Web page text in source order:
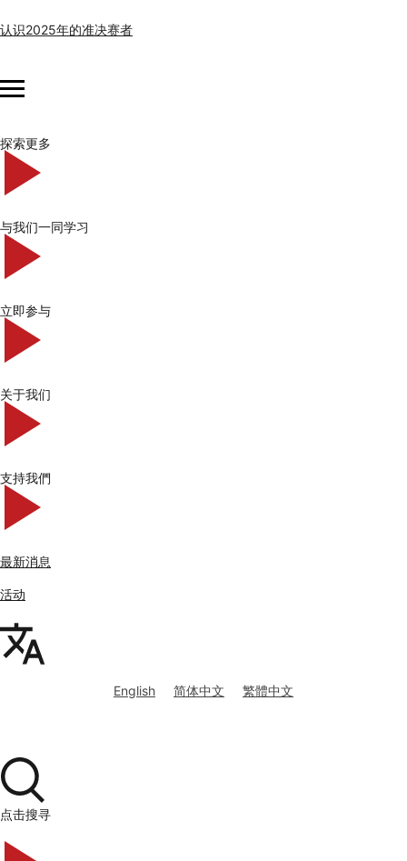
认识2025年的准决赛者
探索更多
与我们一同学习
立即参与
关于我们
支持我們
最新消息
活动
English 简体中文 繁體中文
点击搜寻